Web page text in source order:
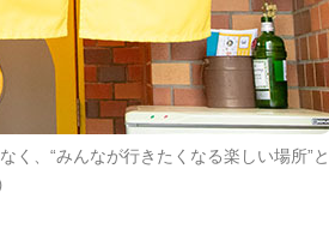
く、“みんなが行きたくなる楽しい場所”と